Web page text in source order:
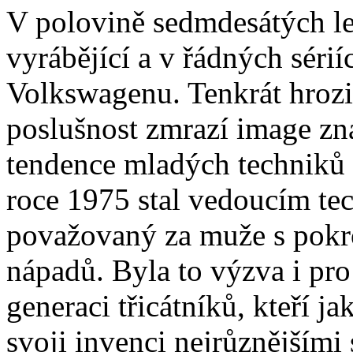
V polovině sedmdesátých
vyrábějící a v řádných
Volkswagenu. Tenkrát
poslušnost zmrazí image
tendence mladých
roce 1975 stal vedoucím
považovaný za muže s
nápadů. Byla to výzva i
generaci třicátníků, kteří
svoji invenci nejrůznějšími